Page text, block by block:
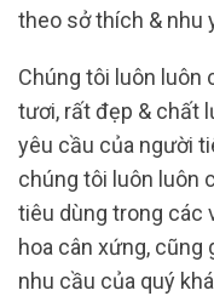
theo sở thích & nhu
Chúng tôi luôn luôn
tươi, rất đẹp & chất
yêu cầu của người
chúng tôi luôn luôn
tiêu dùng trong các
hoa cân xứng,
nhu cầu của quý